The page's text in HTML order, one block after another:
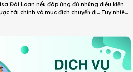
Đài Loan nếu đáp ứng đủ những điều kiện
tài chính và mục đích chuyến đi… Tuy nhiên,
đối với đối tượng sinh viên, nếu chưa đi làm
không? Thủ tục làm visa Đài Loan cho sinh
bài viết để có thêm thông tin bạn nhé!